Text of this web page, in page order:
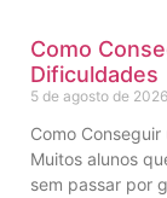
Como
Dificuldades
5 de agosto de 2026
Como
Muitos alunos
sem passar por